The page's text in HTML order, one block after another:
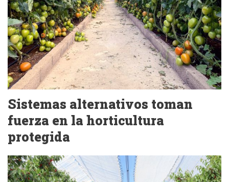
Sistemas alternativos toman
fuerza en la horticultura
protegida